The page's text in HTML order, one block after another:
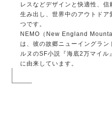
レスなどデザインと快適性、信
生み出し、世界中のアウトド
つです。
NEMO（New England
は、彼の故郷ニューイングラ
ルヌのSF小説『海底2万マイル
に由来しています。